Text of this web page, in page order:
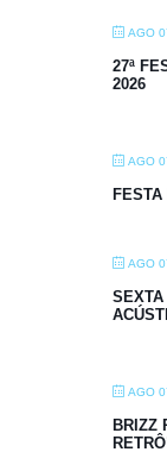
AGO
27ª
2026
AGO
AGO
AGO
BRIZZ